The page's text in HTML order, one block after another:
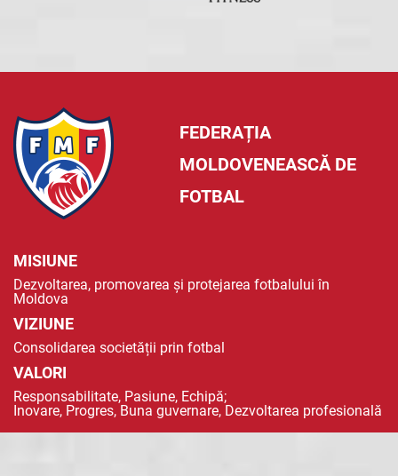
FEDERAȚIA
MOLDOVENEASCĂ DE
FOTBAL
MISIUNE
Dezvoltarea, promovarea și protejarea fotbalului în
Moldova
VIZIUNE
Consolidarea societății prin fotbal
VALORI
Responsabilitate, Pasiune, Echipă;
Inovare, Progres, Buna guvernare, Dezvoltarea profesională